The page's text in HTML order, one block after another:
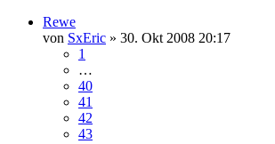
Rewe
von SxEric » 30. Okt 2008 20:17
1
…
40
41
42
43